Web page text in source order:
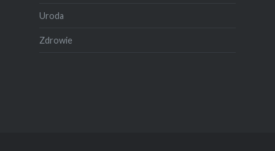
Uroda
Zdrowie